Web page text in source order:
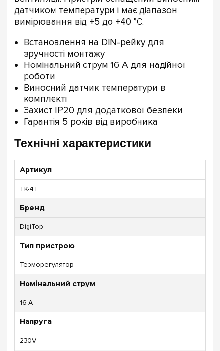
датчиком температури і має діапазон
вимірювання від +5 до +40 °C.
Встановлення на DIN-рейку для
зручності монтажу
Номінальний струм 16 А для надійної
роботи
Виносний датчик температури в
комплекті
Захист IP20 для додаткової безпеки
Гарантія 5 років від виробника
Технічні характеристики
Артикул
ТК-4T
Бренд
DigiTop
Тип пристрою
Терморегулятор
Номінальний струм
16 А
Напруга
230V